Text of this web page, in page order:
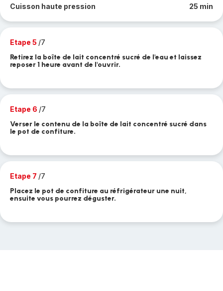
Cuisson haute pression 25 min
Etape 5 /7
Retirez la boîte de lait concentré sucré de l'eau et laissez
reposer 1 heure avant de l'ouvrir.
Etape 6 /7
Verser le contenu de la boîte de lait concentré sucré dans
le pot de confiture.
Etape 7 /7
Placez le pot de confiture au réfrigérateur une nuit,
ensuite vous pourrez déguster.